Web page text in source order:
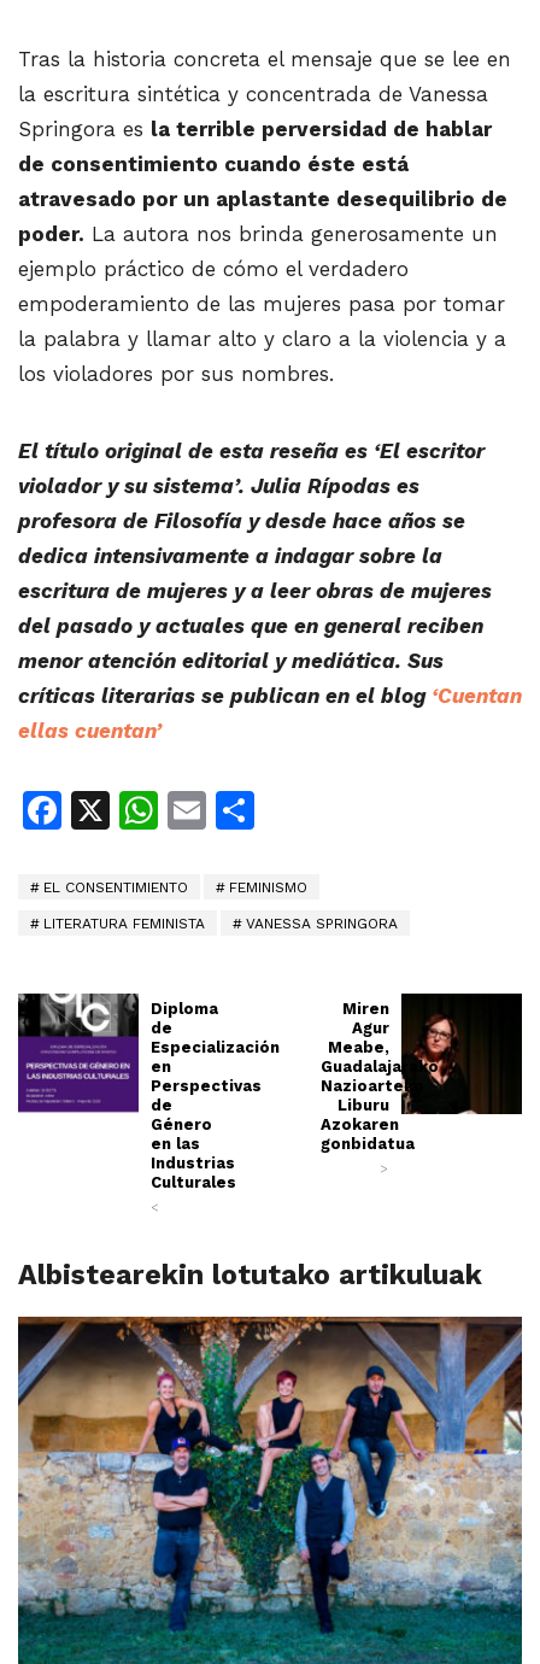
Tras la historia concreta el mensaje que se lee en
la escritura sintética y concentrada de Vanessa
Springora es la terrible perversidad de hablar
de consentimiento cuando éste está
atravesado por un aplastante desequilibrio de
poder. La autora nos brinda generosamente un
ejemplo práctico de cómo el verdadero
empoderamiento de las mujeres pasa por tomar
la palabra y llamar alto y claro a la violencia y a
los violadores por sus nombres.
El título original de esta reseña es ‘El escritor
violador y su sistema’. Julia Rípodas es
profesora de Filosofía y desde hace años se
dedica intensivamente a indagar sobre la
escritura de mujeres y a leer obras de mujeres
del pasado y actuales que en general reciben
menor atención editorial y mediática. Sus
críticas literarias se publican en el blog ‘Cuentan
ellas cuentan’
Facebook
X WhatsApp
Email
EL CONSENTIMIENTO FEMINISMO
LITERATURA FEMINISTA VANESSA SPRINGORA
Diploma
de
Especialización
en
Perspectivas
de
Género
en las
Industrias
Culturales
<
Miren
Agur
Meabe,
Guadalajarako
Nazioarteko
Liburu
Azokaren
gonbidatua
>
Albistearekin lotutako artikuluak